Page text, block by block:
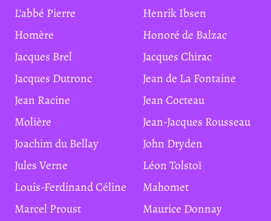
L'abbé Pierre
Henrik Ibsen
Homère
Honoré de Balzac
Jacques Brel
Jacques Chirac
Jacques Dutronc
Jean de La Fontaine
Jean Racine
Jean Cocteau
Molière
Jean-Jacques Rousseau
Joachim du Bellay
John Dryden
Jules Verne
Léon Tolstoï
Louis-Ferdinand Céline
Mahomet
Marcel Proust
Maurice Donnay